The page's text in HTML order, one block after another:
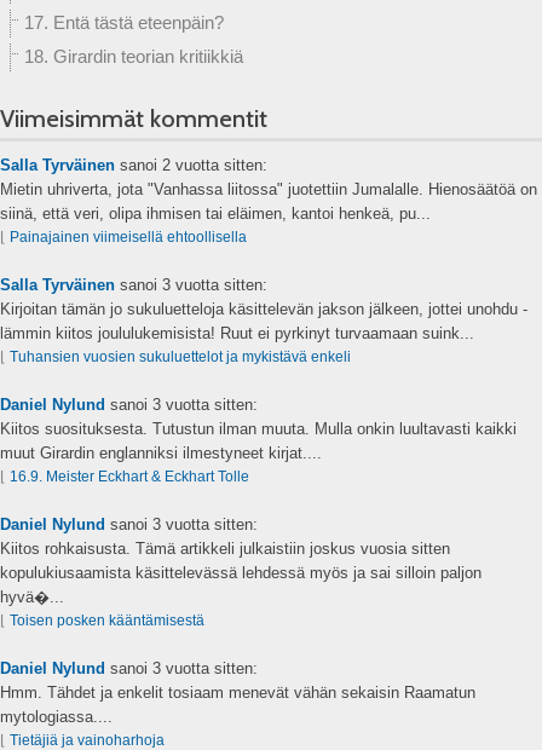
17. Entä tästä eteenpäin?
18. Girardin teorian kritiikkiä
Viimeisimmät kommentit
Salla Tyrväinen sanoi 2 vuotta sitten:
Mietin uhriverta, jota "Vanhassa liitossa" juotettiin Jumalalle. Hienosäätöä on
siinä, että veri, olipa ihmisen tai eläimen, kantoi henkeä, pu...
⌊ Painajainen viimeisellä ehtoollisella
Salla Tyrväinen sanoi 3 vuotta sitten:
Kirjoitan tämän jo sukuluetteloja käsittelevän jakson jälkeen, jottei unohdu -
lämmin kiitos joululukemisista! Ruut ei pyrkinyt turvaamaan suink...
⌊ Tuhansien vuosien sukuluettelot ja mykistävä enkeli
Daniel Nylund sanoi 3 vuotta sitten:
Kiitos suosituksesta. Tutustun ilman muuta. Mulla onkin luultavasti kaikki
muut Girardin englanniksi ilmestyneet kirjat....
⌊ 16.9. Meister Eckhart & Eckhart Tolle
Daniel Nylund sanoi 3 vuotta sitten:
Kiitos rohkaisusta. Tämä artikkeli julkaistiin joskus vuosia sitten
kopulukiusaamista käsittelevässä lehdessä myös ja sai silloin paljon
hyvä�...
⌊ Toisen posken kääntämisestä
Daniel Nylund sanoi 3 vuotta sitten:
Hmm. Tähdet ja enkelit tosiaam menevät vähän sekaisin Raamatun
mytologiassa....
⌊ Tietäjiä ja vainoharhoja